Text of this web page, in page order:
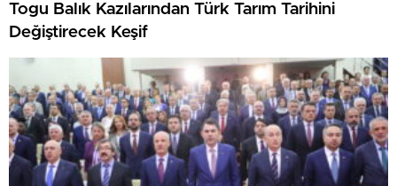
Togu Balık Kazılarından Türk Tarım Tarihini
Değiştirecek Keşif